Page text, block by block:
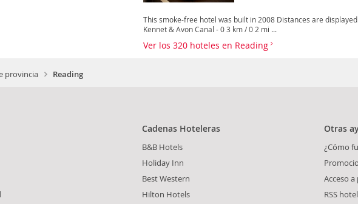
This smoke-free hotel was built in 2008 Distances are
Kennet & Avon Canal - 0 3 km / 0 2 mi ...
Ver los 320 hoteles en Reading
provincia Reading
Cadenas Hoteleras
B&B Hotels
Holiday Inn
Best Western
Hilton Hotels
Otras
¿Cómo
Acceso
RSS